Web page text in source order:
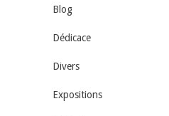
Blog
Dédicace
Divers
Expositions